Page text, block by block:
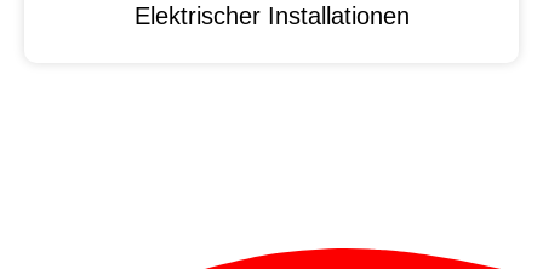
Elektrischer Installationen